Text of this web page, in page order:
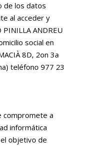
de los datos
al acceder y
ANDREU
social en
8D, 2on 3a
teléfono 977 23
compromete a
informática
objetivo de